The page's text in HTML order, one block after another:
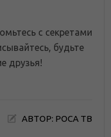
с секретами
будьте
друзья!
АВТОР: РОСА ТВ